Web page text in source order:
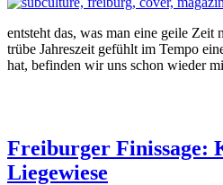
entsteht das, was man eine geile Zeit
trübe Jahreszeit gefühlt im Tempo
hat, befinden wir uns schon wieder
Freiburger Finissage:
Liegewiese